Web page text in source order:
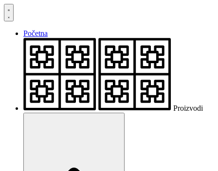
Skočite
na
Početna
Proizvodi